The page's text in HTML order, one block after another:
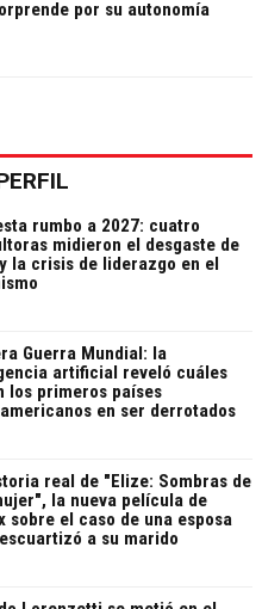
por su autonomía
rumbo a 2027: cuatro
midieron el desgaste de
la crisis de liderazgo en el
Guerra Mundial: la
artificial reveló cuáles
los primeros países
en ser derrotados
real de "Elize: Sombras de
la nueva película de
sobre el caso de una esposa
a su marido